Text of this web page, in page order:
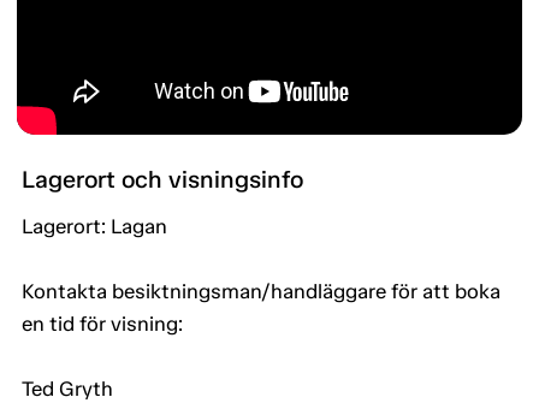
Lagerort och visningsinfo
Lagerort: Lagan
Kontakta besiktningsman/handläggare för att boka
en tid för visning:
Ted Gryth